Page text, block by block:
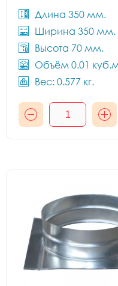
Длина 350 мм.
Ширина 350 мм.
Высота 70 мм.
Объём 0.01
Вес: 0.577 кг.